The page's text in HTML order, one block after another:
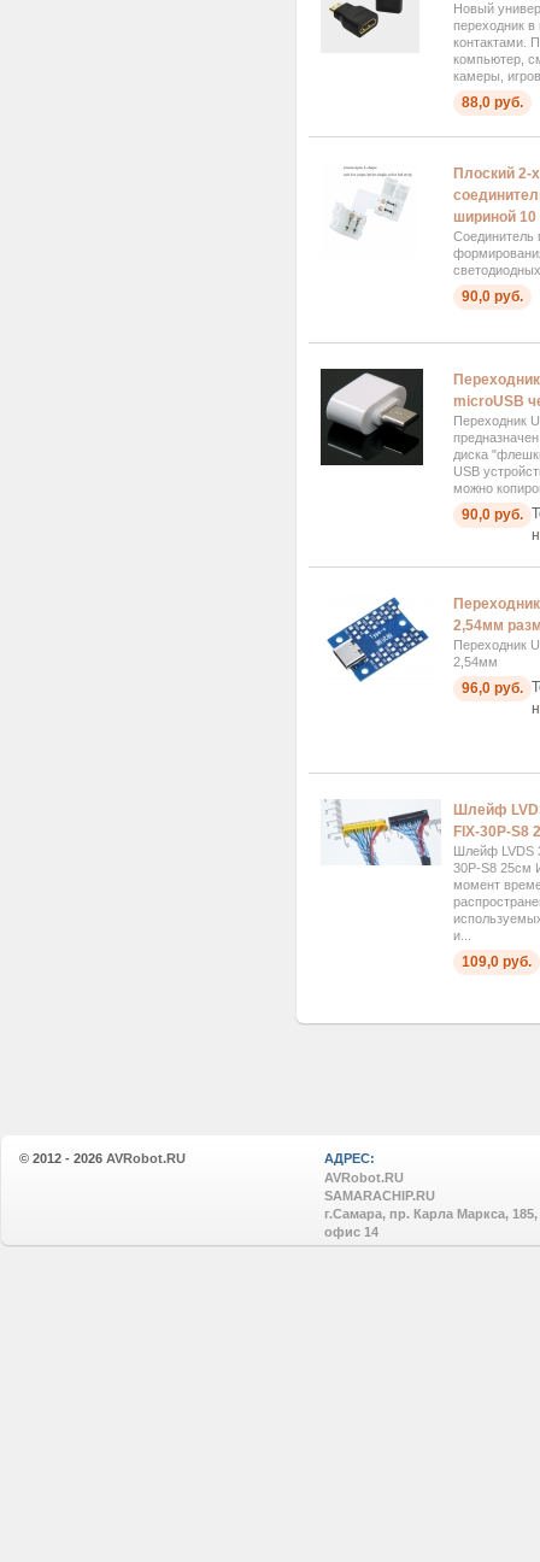
Новый
переходник
контактами.
компьютер,
камеры,
88,0 руб.
Плоский 2-
шириной
Соединитель
90,0 руб.
microUSB
Переходник
диска
USB
можно
90,0 руб.
2,54мм
Переходник
2,54мм
96,0 руб.
Шлейф
FIX-30P-S8
Шлейф LVDS
30P-S8 25см
момент
и...
109,0 руб.
© 2012 - 2026 AVRobot.RU
АДРЕС:
AVRobot.RU
SAMARACHIP.RU
г.Самара, пр. Карла Маркса, 185,
офис 14